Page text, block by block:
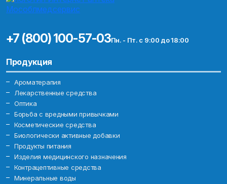
+7 (800) 100-57-03Пн. - Пт. с 9:00 до 18:00
Продукция
Ароматерапия
Лекарственные средства
Оптика
Борьба с вредными привычками
Косметические средства
Биологически активные добавки
Продукты питания
Изделия медицинского назначения
Контрацептивные средства
Минеральные воды